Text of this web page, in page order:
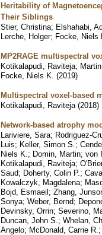
Heritability of
Their Siblings
Stier, Christina; Elshahabi,
Lerche, Holger; Focke, Niels
MP2RAGE multispectral
Kotikalapudi, Raviteja;
Focke, Niels K. (2019)
Multispectral voxel-based
Kotikalapudi, Raviteja (2018)
Network-based atrophy
Lariviere, Sara; Rodriguez-
Luis; Keller, Simon S. ;
Niels K. ; Domin, Martin; von
Kotikalapudi, Raviteja;
Saud; Doherty, Colin P. ;
Kowalczyk, Magdalena;
Bojd, Esmaeil; Zhang,
Sonya; Weber, Bernd;
Devinsky, Orrin; Severino,
Duncan, John S. ; Whelan,
Angelo; McDonald, Carrie R.